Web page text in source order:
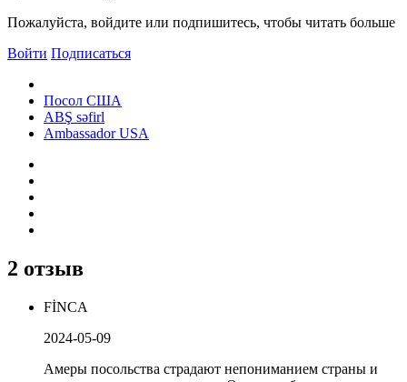
Пожалуйста, войдите или подпишитесь, чтобы читать больше
Войти Подписаться
Посол США
ABŞ səfirl
Ambassador USA
2 отзыв
FİNCA
2024-05-09
Амеры посольства страдают непониманием страны и